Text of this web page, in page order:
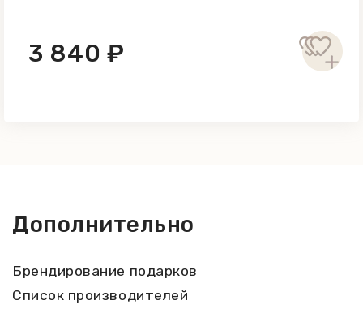
3 840 ₽
Дополнительно
Брендирование подарков
Список производителей